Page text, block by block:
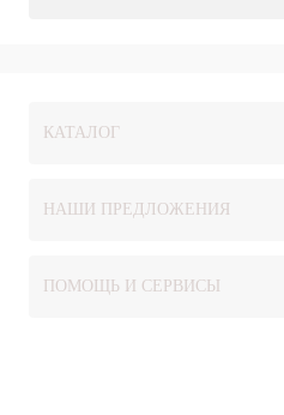
КАТАЛОГ
НАШИ ПРЕДЛОЖЕНИЯ
ПОМОЩЬ И СЕРВИСЫ